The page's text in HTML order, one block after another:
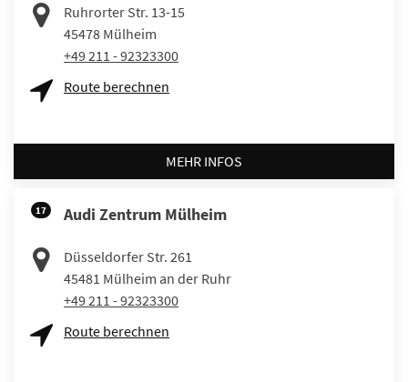
Ruhrorter Str. 13-15
45478 Mülheim
+49 211 - 92323300
Route berechnen
MEHR INFOS
17 Audi Zentrum Mülheim
Düsseldorfer Str. 261
45481 Mülheim an der Ruhr
+49 211 - 92323300
Route berechnen